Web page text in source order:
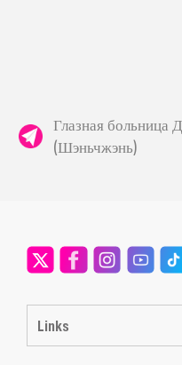
Глазная больница
(Шэньчжэнь)
Links